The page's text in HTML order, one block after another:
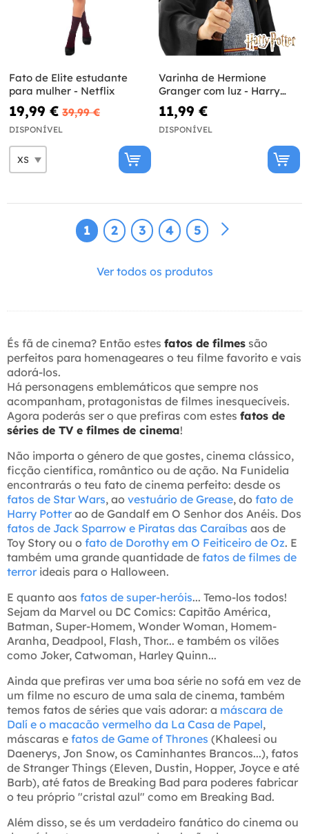
Fato de Elite estudante
para mulher - Netflix
19,99 € 39,99 €
DISPONÍVEL
Varinha de Hermione
Granger com luz - Harry
Potter
11,99 €
DISPONÍVEL
1 2 3 4 5
Ver todos os produtos
És fã de cinema? Então estes fatos de filmes são
perfeitos para homenageares o teu filme favorito e vais
adorá-los.
Há personagens emblemáticos que sempre nos
acompanham, protagonistas de filmes inesquecíveis.
Agora poderás ser o que prefiras com estes fatos de
séries de TV e filmes de cinema!
Não importa o género de que gostes, cinema clássico,
ficção científica, romântico ou de ação. Na Funidelia
encontrarás o teu fato de cinema perfeito: desde os
fatos de Star Wars, ao vestuário de Grease, do fato de
Harry Potter ao de Gandalf em O Senhor dos Anéis. Dos
fatos de Jack Sparrow e Piratas das Caraíbas aos de
Toy Story ou o fato de Dorothy em O Feiticeiro de Oz. E
também uma grande quantidade de fatos de filmes de
terror ideais para o Halloween.
E quanto aos fatos de super-heróis... Temo-los todos!
Sejam da Marvel ou DC Comics: Capitão América,
Batman, Super-Homem, Wonder Woman, Homem-
Aranha, Deadpool, Flash, Thor... e também os vilões
como Joker, Catwoman, Harley Quinn...
Ainda que prefiras ver uma boa série no sofá em vez de
um filme no escuro de uma sala de cinema, também
temos fatos de séries que vais adorar: a máscara de
Dalí e o macacão vermelho da La Casa de Papel,
máscaras e fatos de Game of Thrones (Khaleesi ou
Daenerys, Jon Snow, os Caminhantes Brancos...), fatos
de Stranger Things (Eleven, Dustin, Hopper, Joyce e até
Barb), até fatos de Breaking Bad para poderes fabricar
o teu próprio "cristal azul" como em Breaking Bad.
Além disso, se és um verdadeiro fanático do cinema ou